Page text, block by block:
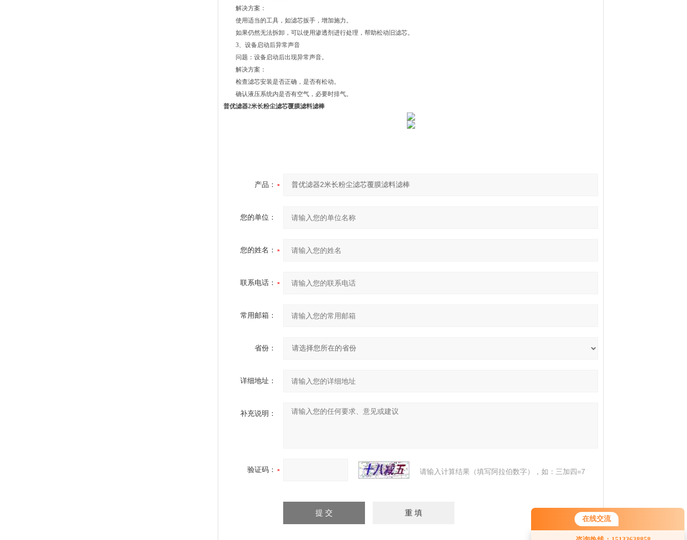
在线交流
您好！欢迎前来咨询，很高兴为您
解决方案：
使用适当的工具，如滤芯扳手，增加施力。
如果仍然无法拆卸，可以使用渗透剂进行处理，帮助松动旧滤芯。
3、设备启动后异常声音
问题：设备启动后出现异常声音。
解决方案：
检查滤芯安装是否正确，是否有松动。
确认液压系统内是否有空气，必要时排气。
普优滤器2米长粉尘滤芯覆膜滤料滤棒
产品：
您的单位：
您的姓名：
联系电话：
常用邮箱：
省份：
详细地址：
补充说明：
验证码： 请输入计算结果（填写阿拉伯数字），如：三加四=7